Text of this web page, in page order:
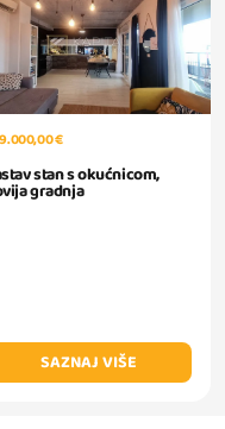
€
stan s okućnicom,
gradnja
SAZNAJ VIŠE